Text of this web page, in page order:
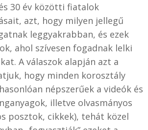
30 év közötti fiatalok
azt, hogy milyen jellegű
leggyakrabban, és ezek
ahol szívesen fogadnak lelki
A válaszok alapján azt a
hogy minden korosztály
népszerűek a videók és
illetve olvasmányos
posztok, cikkek), tehát közel